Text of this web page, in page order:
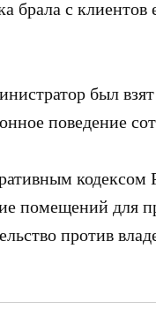
с клиентов
был
поведение
кодексом
помещений для
против